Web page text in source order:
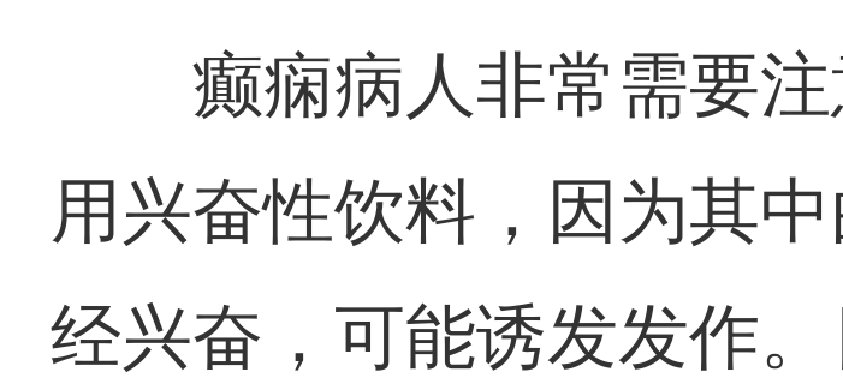
癫痫病人非常需要
用兴奋性饮料，因为其
经兴奋，可能诱发发作